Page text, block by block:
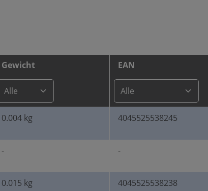
Gewicht EAN
0.004 kg 4045525538245
- -
0.015 kg 4045525538238